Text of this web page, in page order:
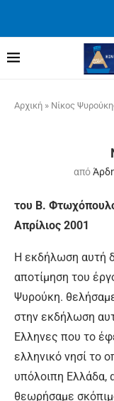
Αρχική » Νίκος
από
του Β.
Απρίλιος 2001
Η εκδήλωση αυτή
αποτίμηση του
Ψυρούκη.
στην εκδήλωση
Ελληνες που το
ελληνικό νησί το
υπόλοιπη Ελλάδα,
θεωρήσαμε